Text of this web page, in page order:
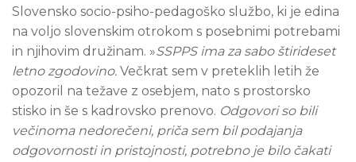
Slovensko socio-psiho-pedagoško službo, ki je edina
na voljo slovenskim otrokom s posebnimi potrebami
in njihovim družinam. »SSPPS ima za sabo štirideset
letno zgodovino. Večkrat sem v preteklih letih že
opozoril na težave z osebjem, nato s prostorsko
stisko in še s kadrovsko prenovo. Odgovori so bili
večinoma nedorečeni, priča sem bil podajanja
odgovornosti in pristojnosti, potrebno je bilo čakati